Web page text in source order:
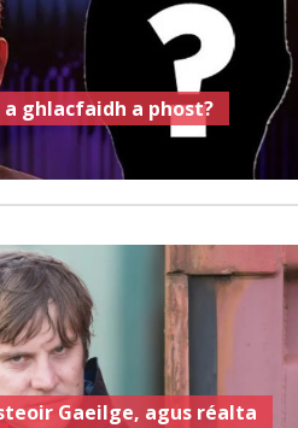
ghlacfaidh a phost?
Gaeilge, agus réalta